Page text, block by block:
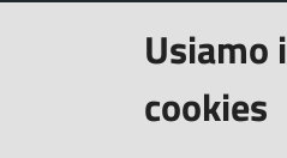
Usiamo i
cookies
Segnalazione disservizio